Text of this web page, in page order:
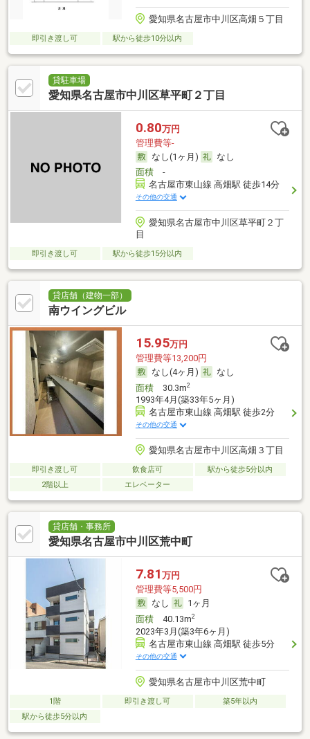
愛知県名古屋市中川区高畑５丁目
即引き渡し可 駅から徒歩10分以内
貸駐車場
愛知県名古屋市中川区草平町２丁目
0.80万円
管理費等-
なし(1ヶ月)
なし
面積-
名古屋市東山線 高畑駅 徒歩14分
その他の交通
愛知県名古屋市中川区草平町２丁
目
即引き渡し可 駅から徒歩15分以内
貸店舗（建物一部）
南ウイングビル
15.95万円
管理費等13,200円
なし(4ヶ月)
なし
面積30.3m2
1993年4月(築33年5ヶ月)
名古屋市東山線 高畑駅 徒歩2分
その他の交通
愛知県名古屋市中川区高畑３丁目
即引き渡し可 飲食店可
駅から徒歩5分以内
2階以上
エレベーター
貸店舗・事務所
愛知県名古屋市中川区荒中町
7.81 万円
管理費等5,500円
なし
1ヶ月
面積40.13m2
2023年3月(築3年6ヶ月)
名古屋市東山線 高畑駅 徒歩5分
その他の交通
愛知県名古屋市中川区荒中町
1階 即引き渡し可
築5年以内
駅から徒歩5分以内